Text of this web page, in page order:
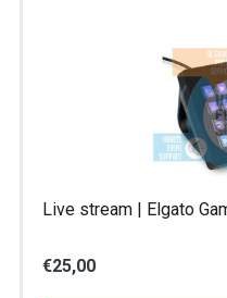
Live stream | Elgato
€25,00